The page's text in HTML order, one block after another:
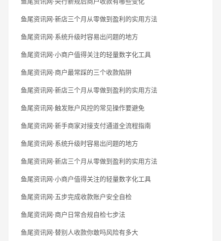
鱼尾资讯网·新店三个月从零做到盈利的实用方法
鱼尾资讯网·系统升级时容易出问题的地方
鱼尾资讯网·小商户值得关注的轻量数字化工具
鱼尾资讯网·商户最常踩的三个收款陷阱
鱼尾资讯网·新店三个月从零做到盈利的实用方法
鱼尾资讯网·触发账户风控的常见操作要避免
鱼尾资讯网·新手商家对接支付通道全流程指南
鱼尾资讯网·系统升级时容易出问题的地方
鱼尾资讯网·新店三个月从零做到盈利的实用方法
鱼尾资讯网·小商户值得关注的轻量数字化工具
鱼尾资讯网·五步完成收款账户安全自检
鱼尾资讯网·商户日常合规自检七步法
鱼尾资讯网·替别人收款你敢吗风险有多大